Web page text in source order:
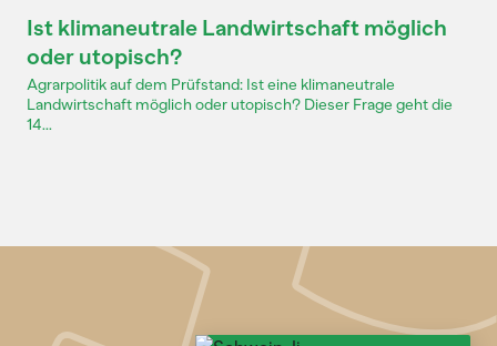
Ist klimaneutrale Landwirtschaft möglich
oder utopisch?
Agrarpolitik auf dem Prüfstand: Ist eine klimaneutrale
Landwirtschaft möglich oder utopisch? Dieser Frage geht die
14...